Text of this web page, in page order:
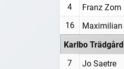
4 Franz Zorn
16
Karlbo Trädgård
7 Jo Saetre